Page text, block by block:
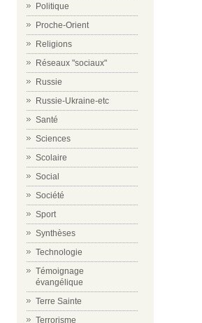
Politique
Proche-Orient
Religions
Réseaux "sociaux"
Russie
Russie-Ukraine-etc
Santé
Sciences
Scolaire
Social
Société
Sport
Synthèses
Technologie
Témoignage
évangélique
Terre Sainte
Terrorisme